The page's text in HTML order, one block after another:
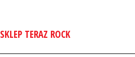
SKLEP TERAZ ROCK